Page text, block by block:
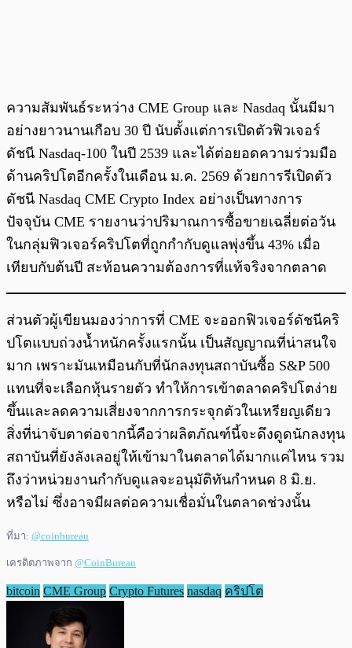
ความสัมพันธ์ระหว่าง CME Group และ Nasdaq นั้นมีมา
อย่างยาวนานเกือบ 30 ปี นับตั้งแต่การเปิดตัวฟิวเจอร์
ดัชนี Nasdaq-100 ในปี 2539 และได้ต่อยอดความร่วมมือ
ด้านคริปโตอีกครั้งในเดือน ม.ค. 2569 ด้วยการรีเปิดตัว
ดัชนี Nasdaq CME Crypto Index อย่างเป็นทางการ
ปัจจุบัน CME รายงานว่าปริมาณการซื้อขายเฉลี่ยต่อวัน
ในกลุ่มฟิวเจอร์คริปโตที่ถูกกำกับดูแลพุ่งขึ้น 43% เมื่อ
เทียบกับต้นปี สะท้อนความต้องการที่แท้จริงจากตลาด
ส่วนตัวผู้เขียนมองว่าการที่ CME จะออกฟิวเจอร์ดัชนีคริ
ปโตแบบถ่วงน้ำหนักครั้งแรกนั้น เป็นสัญญาณที่น่าสนใจ
มาก เพราะมันเหมือนกับที่นักลงทุนสถาบันซื้อ S&P 500
แทนที่จะเลือกหุ้นรายตัว ทำให้การเข้าตลาดคริปโตง่าย
ขึ้นและลดความเสี่ยงจากการกระจุกตัวในเหรียญเดียว
สิ่งที่น่าจับตาต่อจากนี้คือว่าผลิตภัณฑ์นี้จะดึงดูดนักลงทุน
สถาบันที่ยังลังเลอยู่ให้เข้ามาในตลาดได้มากแค่ไหน รวม
ถึงว่าหน่วยงานกำกับดูแลจะอนุมัติทันกำหนด 8 มิ.ย.
หรือไม่ ซึ่งอาจมีผลต่อความเชื่อมั่นในตลาดช่วงนั้น
ที่มา: @coinbureau
เครดิตภาพจาก @CoinBureau
bitcoin CME Group Crypto Futures nasdaq คริปโต